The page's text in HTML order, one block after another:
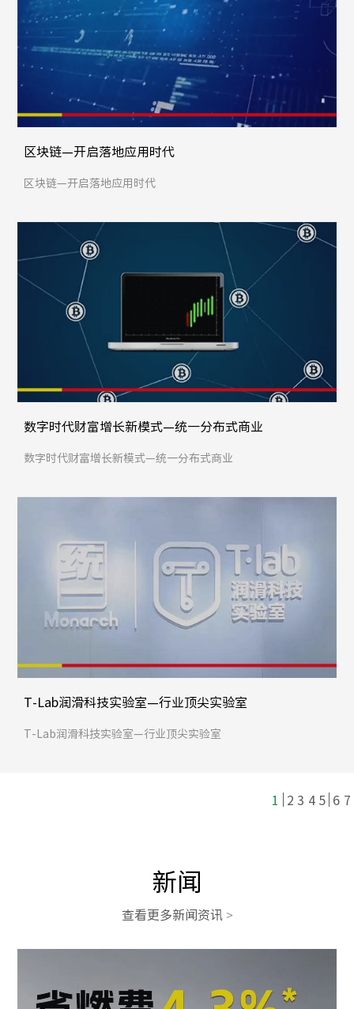
区块链—开启落地应用时代
区块链—开启落地应用时代
数字时代财富增长新模式—统一分布式商业
数字时代财富增长新模式—统一分布式商业
T-Lab润滑科技实验室—行业顶尖实验室
T-Lab润滑科技实验室—行业顶尖实验室
1 2 3 4 5 6 7
新闻
查看更多新闻资讯 >